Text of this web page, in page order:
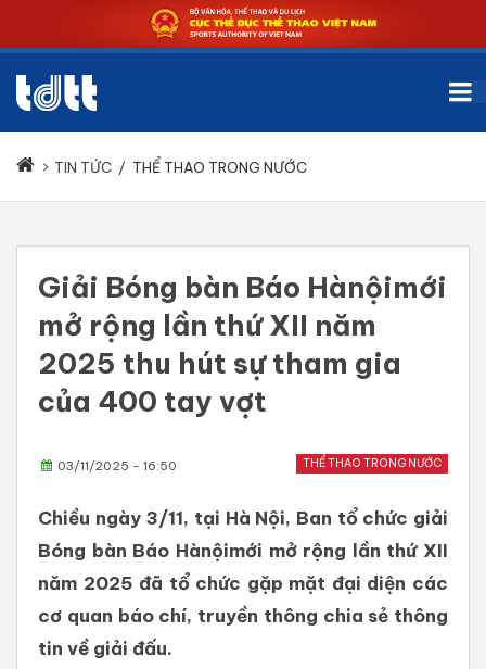
TIN TỨC / THỂ THAO TRONG NƯỚC
Giải Bóng bàn Báo Hànộimới
mở rộng lần thứ XII năm
2025 thu hút sự tham gia
của 400 tay vợt
THỂ THAO TRONG NƯỚC
03/11/2025 - 16:50
Chiều ngày 3/11, tại Hà Nội, Ban tổ chức giải
Bóng bàn Báo Hànộimới mở rộng lần thứ XII
năm 2025 đã tổ chức gặp mặt đại diện các
cơ quan báo chí, truyền thông chia sẻ thông
tin về giải đấu.